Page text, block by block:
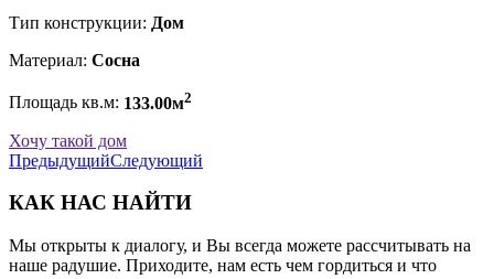
Тип конструкции: Дом
Материал: Сосна
Площадь кв.м: 133.00м2
Хочу такой дом
ПредыдущийСледующий
КАК НАС НАЙТИ
Мы открыты к диалогу, и Вы всегда можете рассчитывать на
наше радушие. Приходите, нам есть чем гордиться и что